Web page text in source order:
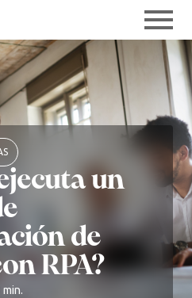
un
de
RPA?
min.